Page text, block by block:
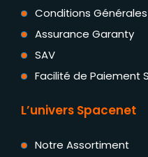
Conditions
Assurance Garanty
SAV
Facilité de Paiement
L’univers Spacenet
Notre Assortiment